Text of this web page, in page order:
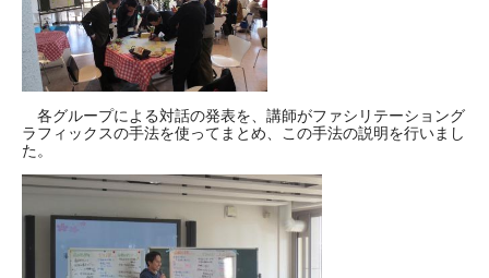
各グループによる対話の発表を、講師がファシリテーショング
ラフィックスの手法を使ってまとめ、この手法の説明を行いまし
た。